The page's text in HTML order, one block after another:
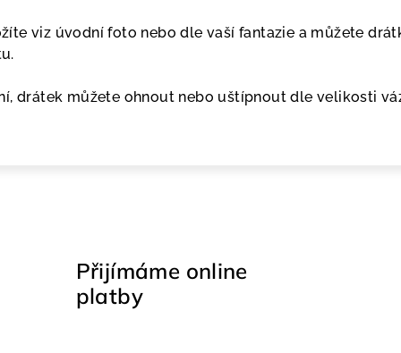
viz úvodní foto nebo dle vaší fantazie a můžete
drátek můžete ohnout nebo uštípnout dle velikosti
Přijímáme online
platby